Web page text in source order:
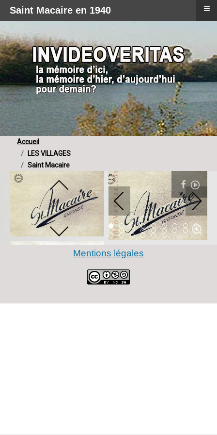
Accueil
LES VILLAGES
Saint Macaire
Item 0Item 1Item 2Item 3Item 4Item 5Item 6Item 7Item
Item 9Item 10
Item 11
Item 12
Item 13
Item 14
Item 15
Item 16
Item
Item 18
Item 19
Item 20
Item 21
Item 22
Item 23
Mentions légales
Saint Macaire en 1940 ≡